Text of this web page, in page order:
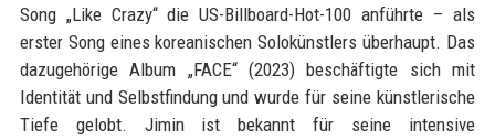
Song „Like Crazy“ die US-Billboard-Hot-100 anführte – als
erster Song eines koreanischen Solokünstlers überhaupt. Das
dazugehörige Album „FACE“ (2023) beschäftigte sich mit
Identität und Selbstfindung und wurde für seine künstlerische
Tiefe gelobt. Jimin ist bekannt für seine intensive